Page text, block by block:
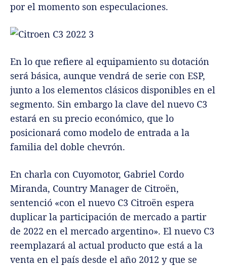
por el momento son especulaciones.
En lo que refiere al equipamiento su dotación
será básica, aunque vendrá de serie con ESP,
junto a los elementos clásicos disponibles en el
segmento. Sin embargo la clave del nuevo C3
estará en su precio económico, que lo
posicionará como modelo de entrada a la
familia del doble chevrón.
En charla con Cuyomotor, Gabriel Cordo
Miranda, Country Manager de Citroën,
sentenció «con el nuevo C3 Citroën espera
duplicar la participación de mercado a partir
de 2022 en el mercado argentino». El nuevo C3
reemplazará al actual producto que está a la
venta en el país desde el año 2012 y que se